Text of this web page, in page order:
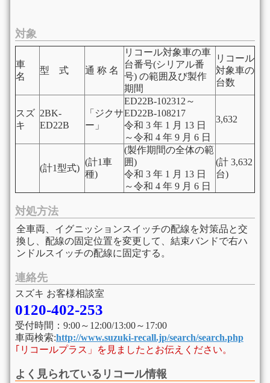
対象
車
名
型 式 通 称 名
リコール対象車の車
台番号(シリアル番
号) の範囲及び製作
期間
リコール
対象車の
台数
スズ
キ
2BK-
ED22B
「ジクサ
ー」
ED22B-102312～
ED22B-108217
令和 3 年 1 月 13 日
～令和 4 年 9 月 6 日
3,632
(計1型式)
(計1車
種)
(製作期間の全体の範
囲)
令和 3 年 1 月 13 日
～令和 4 年 9 月 6 日
(計 3,632
台)
対処方法
全車両、イグニッションスイッチの配線を対策品と交
換し、配線の固定位置を変更して、結束バンドで右ハ
ンドルスイッチの配線に固定する。
連絡先
スズキ お客様相談室
0120-402-253
受付時間：9:00～12:00/13:00～17:00
車両検索:http://www.suzuki-recall.jp/search/search.php
｢リコールプラス」を見ましたとお伝えください。
よく見られているリコール情報